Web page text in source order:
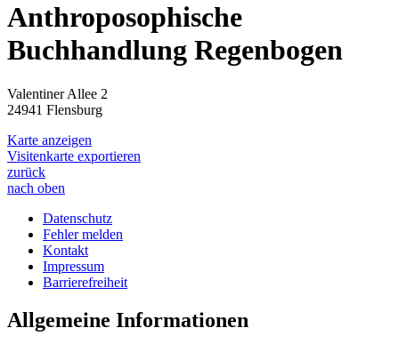
Anthroposophische
Buchhandlung Regenbogen
Valentiner Allee 2
24941 Flensburg
Karte anzeigen
Visitenkarte exportieren
zurück
nach oben
Datenschutz
Fehler melden
Kontakt
Impressum
Barrierefreiheit
Allgemeine Informationen